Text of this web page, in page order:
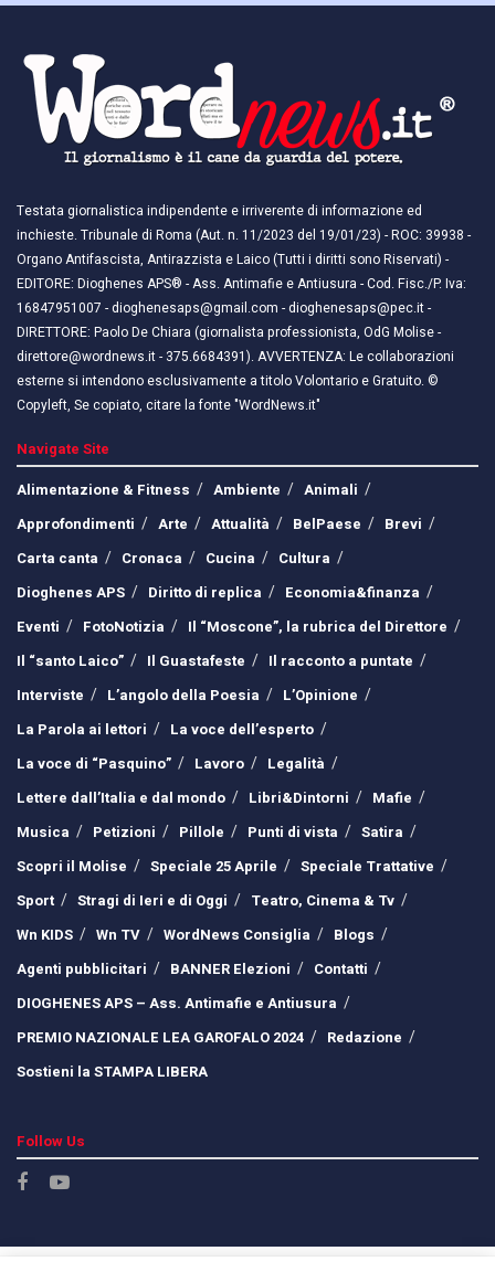
Testata giornalistica indipendente e irriverente di informazione ed
inchieste. Tribunale di Roma (Aut. n. 11/2023 del 19/01/23) - ROC: 39938 -
Organo Antifascista, Antirazzista e Laico (Tutti i diritti sono Riservati) -
EDITORE: Dioghenes APS® - Ass. Antimafie e Antiusura - Cod. Fisc./P. Iva:
16847951007 - dioghenesaps@gmail.com - dioghenesaps@pec.it - ​​
DIRETTORE: Paolo De Chiara (giornalista professionista, OdG Molise -
direttore@wordnews.it - ​​375.6684391). AVVERTENZA: Le collaborazioni
esterne si intendono esclusivamente a titolo Volontario e Gratuito. ©
Copyleft, Se copiato, citare la fonte "WordNews.it"
Navigate Site
Alimentazione & Fitness
Ambiente
Animali
Approfondimenti
Arte Attualità BelPaese
Brevi
Carta canta
Cronaca Cucina
Cultura
Dioghenes APS
Diritto di replica
Economia&finanza
Eventi
FotoNotizia
Il “Moscone”, la rubrica del Direttore
Il “santo Laico”
Il Guastafeste
Il racconto a puntate
Interviste
L’angolo della Poesia
L’Opinione
La Parola ai lettori
La voce dell’esperto
La voce di “Pasquino”
Lavoro
Legalità
Lettere dall’Italia e dal mondo
Libri&Dintorni
Mafie
Musica
Petizioni Pillole Punti di vista
Satira
Scopri il Molise
Speciale 25 Aprile
Speciale Trattative
Sport
Stragi di Ieri e di Oggi
Teatro, Cinema & Tv
Wn KIDS
Wn TV WordNews Consiglia
Blogs
Agenti pubblicitari
BANNER Elezioni
Contatti
DIOGHENES APS – Ass. Antimafie e Antiusura
PREMIO NAZIONALE LEA GAROFALO 2024
Redazione
Sostieni la STAMPA LIBERA
Follow Us